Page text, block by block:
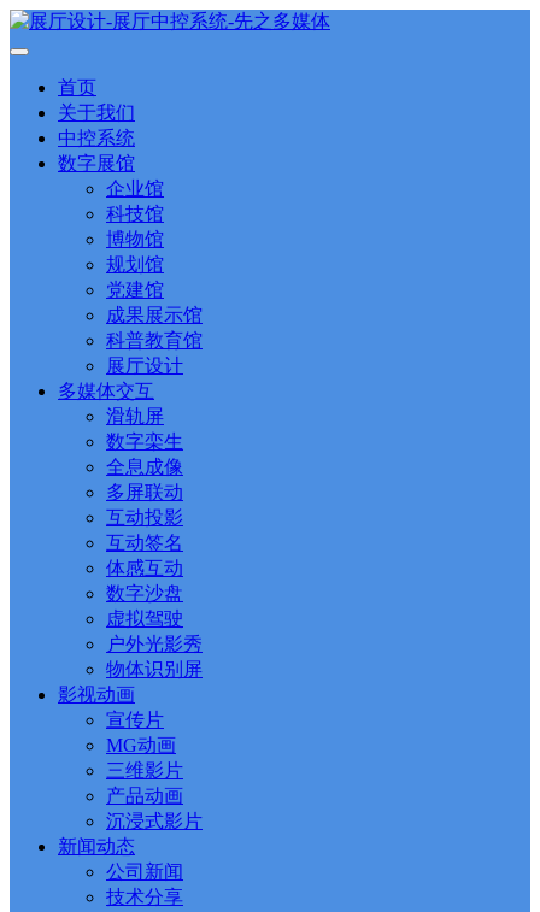
首页
关于我们
中控系统
数字展馆
企业馆
科技馆
博物馆
规划馆
党建馆
成果展示馆
科普教育馆
展厅设计
多媒体交互
滑轨屏
数字栾生
全息成像
多屏联动
互动投影
互动签名
体感互动
数字沙盘
虚拟驾驶
户外光影秀
物体识别屏
影视动画
宣传片
MG动画
三维影片
产品动画
沉浸式影片
新闻动态
公司新闻
技术分享